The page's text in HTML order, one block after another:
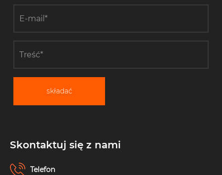
składać
Skontaktuj się z nami
Telefon